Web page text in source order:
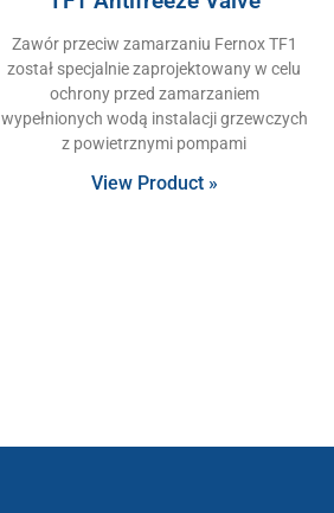
Zawór przeciw zamarzaniu Fernox TF1
został specjalnie zaprojektowany w celu
ochrony przed zamarzaniem
wypełnionych wodą instalacji grzewczych
z powietrznymi pompami
View Product »